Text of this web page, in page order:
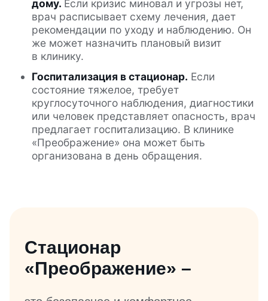
дому. Если кризис миновал и угрозы нет,
врач расписывает схему лечения, дает
рекомендации по уходу и наблюдению. Он
же может назначить плановый визит
в клинику.
Госпитализация в стационар. Если
состояние тяжелое, требует
круглосуточного наблюдения, диагностики
или человек представляет опасность, врач
предлагает госпитализацию. В клинике
«Преображение» она может быть
организована в день обращения.
Стационар
«Преображение» –